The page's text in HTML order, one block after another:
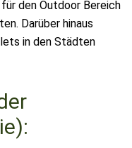
den Outdoor Bereich
Darüber hinaus
in den Städten